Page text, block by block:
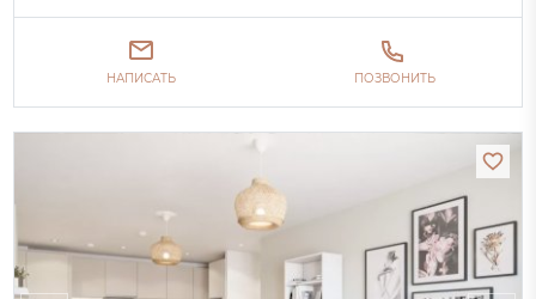
НАПИСАТЬ ПОЗВОНИТЬ